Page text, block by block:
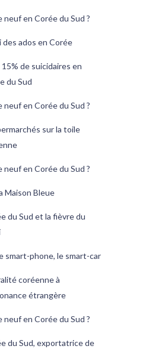
neuf en Corée du Sud ?
des ados en Corée
15% de suicidaires en
du Sud
neuf en Corée du Sud ?
sur la toile
neuf en Corée du Sud ?
Maison Bleue
du Sud et la fièvre du
smart-phone, le smart-car
coréenne à
étrangère
neuf en Corée du Sud ?
du Sud, exportatrice de